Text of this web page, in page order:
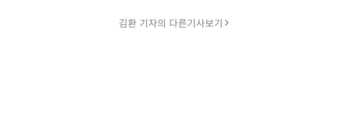
김환 기자의 다른기사보기